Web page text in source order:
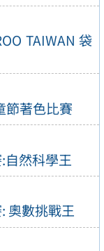
TAIWAN 袋
節著色比賽
自然科學王
奧數挑戰王